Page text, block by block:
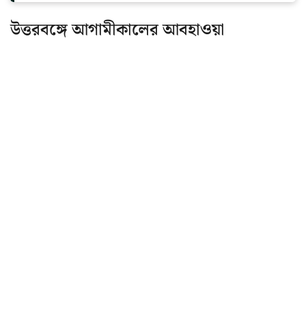
উত্তরবঙ্গে আগামীকালের আবহাওয়া